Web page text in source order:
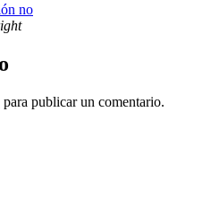
no
para publicar un comentario.